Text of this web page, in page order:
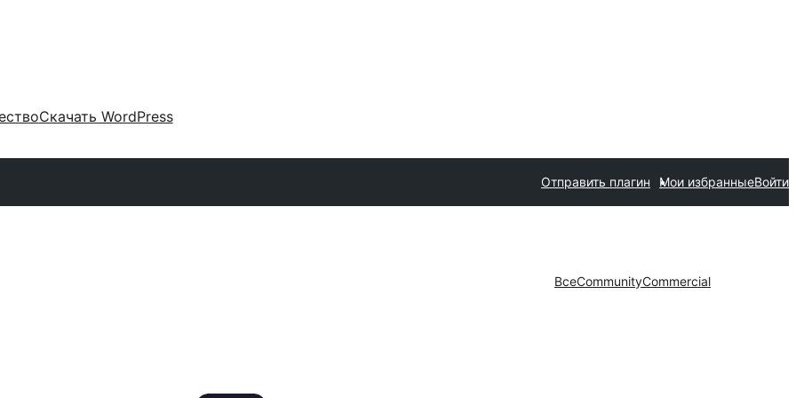
Скачать WordPress
Отправить плагин Мои избранныеВойти
ВсеCommunityCommercial